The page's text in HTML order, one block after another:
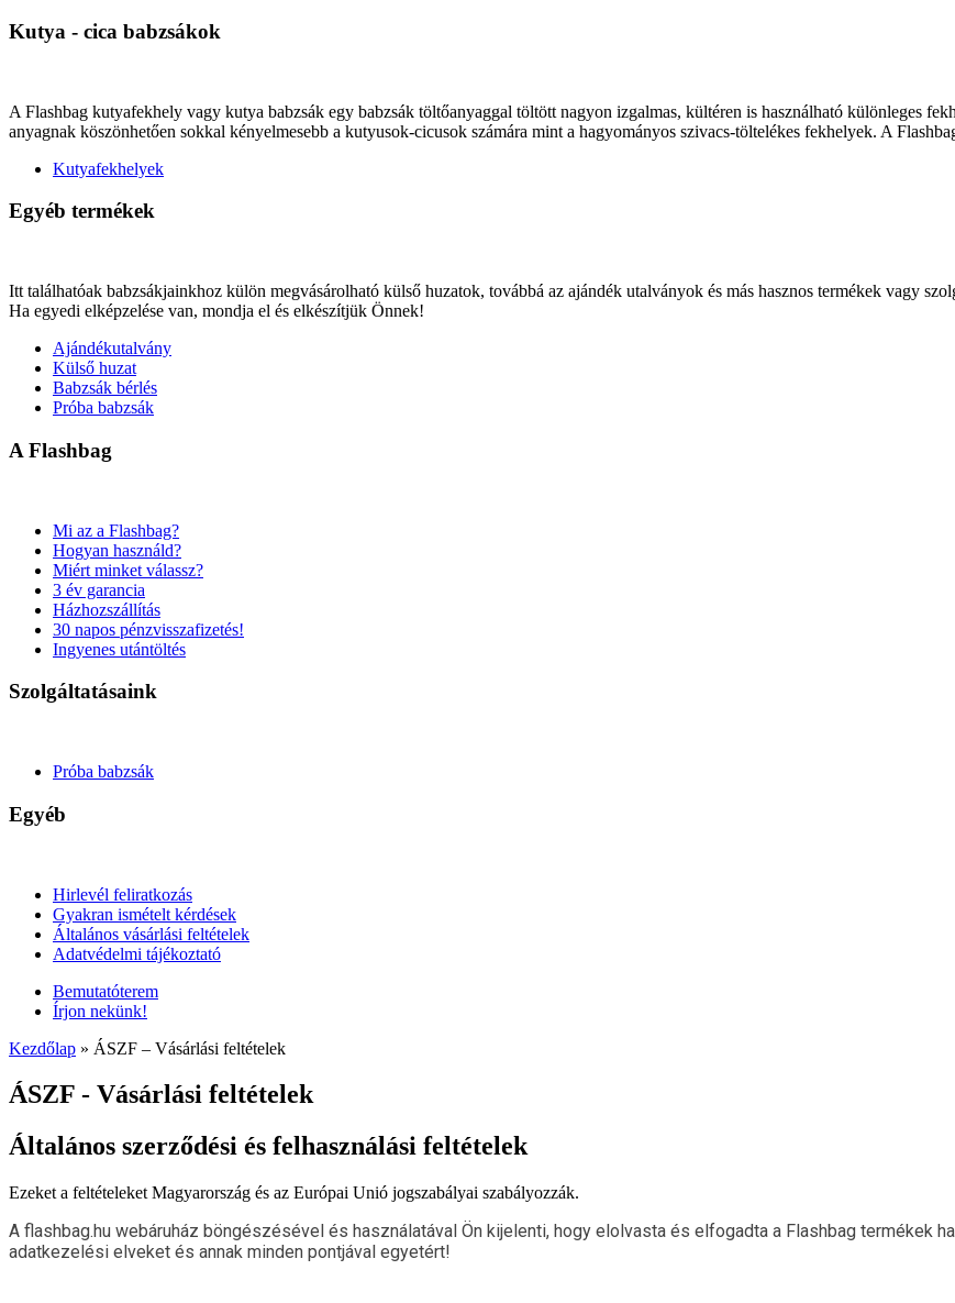
Kutya - cica babzsákok
A Flashbag kutyafekhely vagy kutya babzsák egy babzsák töltőanyaggal töltött nagyon izgalmas, kültéren is használható különleges
anyagnak köszönhetően sokkal kényelmesebb a kutyusok-cicusok számára mint a hagyományos szivacs-töltelékes fekhelyek. A
Kutyafekhelyek
Egyéb termékek
Itt találhatóak babzsákjainkhoz külön megvásárolható külső huzatok, továbbá az ajándék utalványok és más hasznos termékek vagy
Ha egyedi elképzelése van, mondja el és elkészítjük Önnek!
Ajándékutalvány
Külső huzat
Babzsák bérlés
Próba babzsák
A Flashbag
Mi az a Flashbag?
Hogyan használd?
Miért minket válassz?
3 év garancia
Házhozszállítás
30 napos pénzvisszafizetés!
Ingyenes utántöltés
Szolgáltatásaink
Próba babzsák
Egyéb
Hirlevél feliratkozás
Gyakran ismételt kérdések
Általános vásárlási feltételek
Adatvédelmi tájékoztató
Bemutatóterem
Írjon nekünk!
Kezdőlap » ÁSZF – Vásárlási feltételek
ÁSZF - Vásárlási feltételek​
Általános szerződési és felhasználási feltételek
Ezeket a feltételeket Magyarország és az Európai Unió jogszabályai szabályozzák.
A flashbag.hu webáruház böngészésével és használatával Ön kijelenti, hogy elolvasta és elfogadta a Flashbag
adatkezelési elveket és annak minden pontjával egyetért!